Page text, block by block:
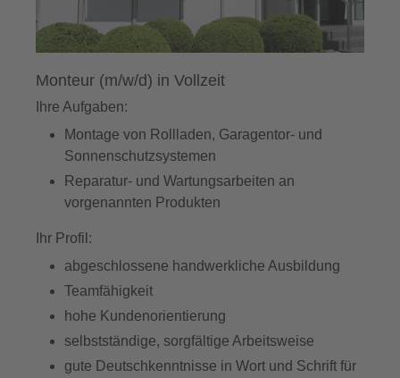
Monteur (m/w/d) in Vollzeit
Ihre Aufgaben:
Montage von Rollladen, Garagentor- und
Sonnenschutzsystemen
Reparatur- und Wartungsarbeiten an
vorgenannten Produkten
Ihr Profil:
abgeschlossene handwerkliche Ausbildung
Teamfähigkeit
hohe Kundenorientierung
selbstständige, sorgfältige Arbeitsweise
gute Deutschkenntnisse in Wort und Schrift für